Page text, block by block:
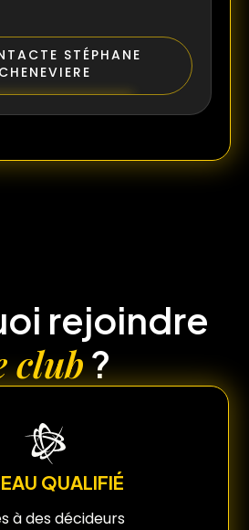
STÉPHANE
CHENEVIERE
rejoindre
club?
QUALIFIÉ
à des décideurs